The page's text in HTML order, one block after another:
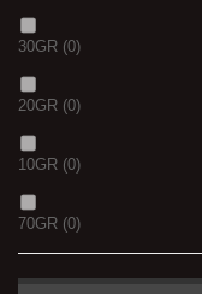
30GR (0)
20GR (0)
10GR (0)
70GR (0)